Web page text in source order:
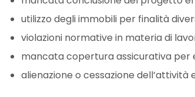
utilizzo degli immobili per finalità
violazioni normative in materia di
mancata copertura assicurativa per
alienazione o cessazione